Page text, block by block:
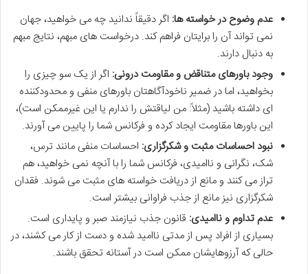
عدم وضوح در خواسته ها: اگر دقیقاً ندانید چه می خواهید، جهان
نمی تواند آن را برایتان فراهم کند. درخواست های مبهم، نتایج مبهم
به دنبال دارند.
وجود باورهای متناقض و مقاومت درونی: اگر از یک سو چیزی را
بخواهید، اما در ضمیر ناخودآگاهتان باورهای منفی و محدودکننده
ای داشته باشید (مثلاً: من لیاقتش را ندارم یا این غیرممکن است)،
این باورها مقاومت ایجاد کرده و فرکانس شما را پایین می آورند.
نبود احساسات مثبت و شکرگزاری: احساسات منفی مانند ترس،
شک، نگرانی و ناامیدی، فرکانس شما را با آنچه نمی خواهید، هم
تراز می کنند و مانع از دریافت خواسته های مثبت می شوند. فقدان
شکرگزاری نیز مانع از جذب فراوانی بیشتر است.
عدم تداوم و ناامیدی: قانون جذب نیازمند صبر و پایداری است.
بسیاری از افراد پس از مدتی ناامید شده و دست از کار می کشند، در
حالی که آرزوهایشان ممکن است در آستانه تحقق باشند.